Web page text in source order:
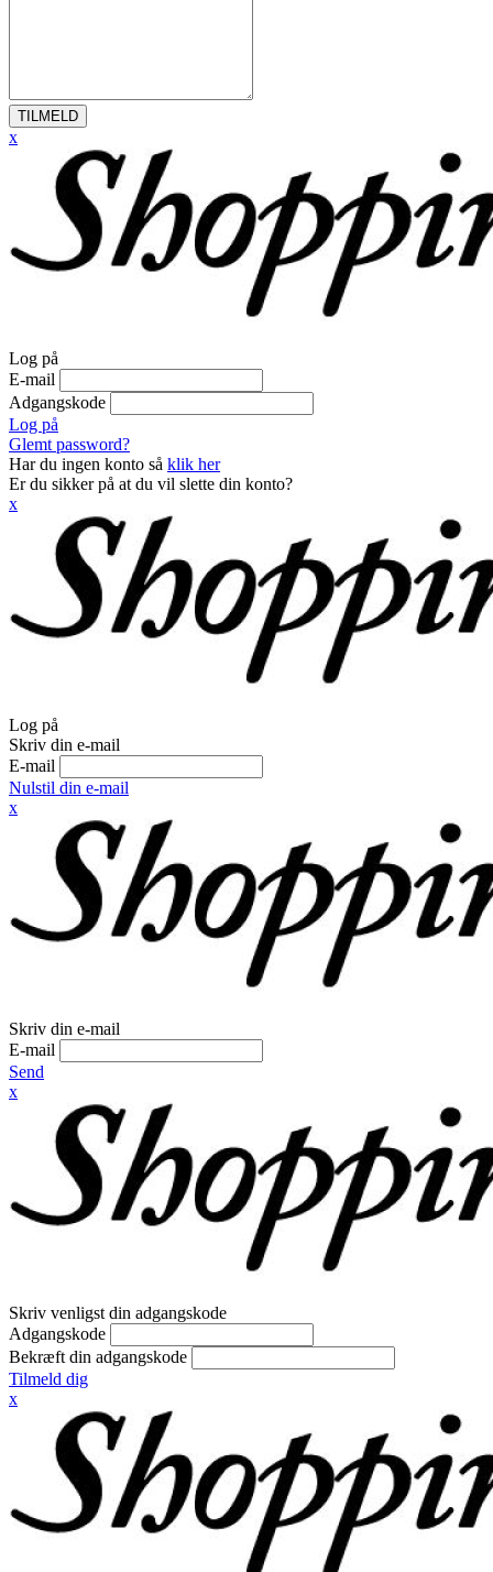
TILMELD
x
Log på
E-mail
Adgangskode
Log på
Glemt password?
Har du ingen konto så klik her
Er du sikker på at du vil slette din konto?
x
Log på
Skriv din e-mail
E-mail
Nulstil din e-mail
x
Skriv din e-mail
E-mail
Send
x
Skriv venligst din adgangskode
Adgangskode
Bekræft din adgangskode
Tilmeld dig
x